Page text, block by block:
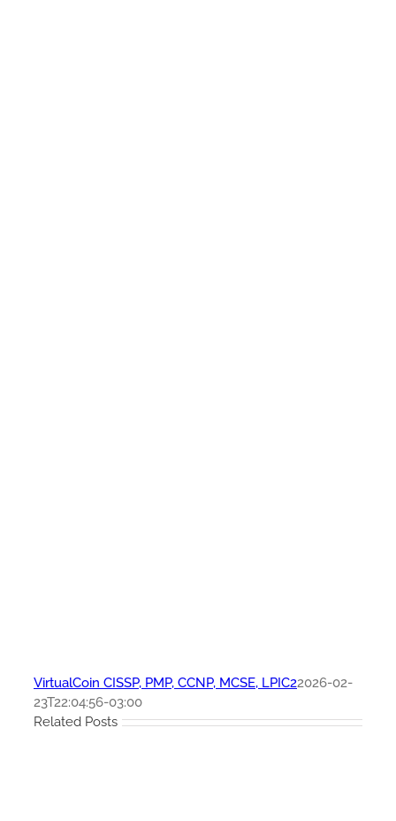
VirtualCoin CISSP, PMP, CCNP, MCSE, LPIC22026-02-
23T22:04:56-03:00
Related Posts